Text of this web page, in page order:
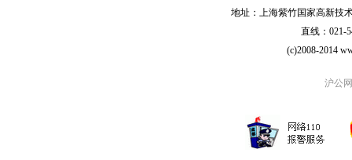
地址：上海紫竹国家高新技
直线：021-
(c)2008-2014
沪公